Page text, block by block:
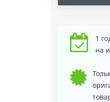
1
на